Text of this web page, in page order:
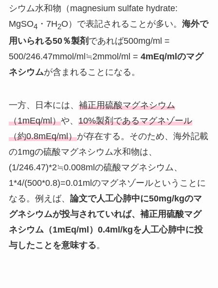
シウム水和物（magnesium sulfate hydrate:
MgSO4 ・7H2O）で表記されることが多い。 海外で
用いられる50％製剤 であれば500mg/ml =
500/246.47mmol/ml≒2mmol/ml = 4mEq/mlのマグ
ネシウムが含まれることになる。
一方、日本には、 補正用硫酸マグネシウム
（1mEq/ml）や、 10%製剤であるマグネゾール
（約0.8mEq/ml）が存在する。そのため、海外記載
の1mgの硫酸マグネシウム水和物は、
(1/246.47)*2≒0.008mlの硫酸マグネシウム、
1*4/(500*0.8)=0.01mlのマグネゾールということに
なる。例えば、 論文で人工心肺中に50mg/kgのマ
グネシウムが投与されていれば、補正用硫酸マグ
ネシウム（1mEq/ml）0.4ml/kgを人工心肺中に投
与したことを意味する。